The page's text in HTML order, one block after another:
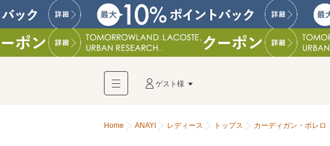
ゲスト様
Home ANAYI レディース トップス カーディガン・ボレロ